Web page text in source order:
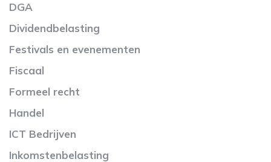
DGA
Dividendbelasting
Festivals en evenementen
Fiscaal
Formeel recht
Handel
ICT Bedrijven
Inkomstenbelasting